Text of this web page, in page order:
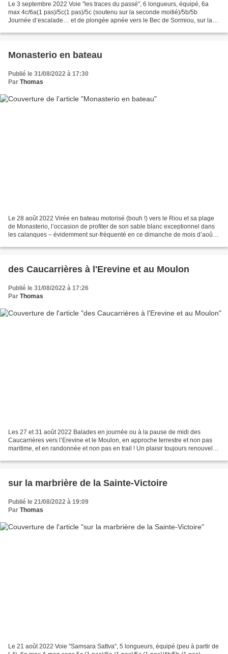
Le 3 septembre 2022 Voie "les traces du passé", 6 longueurs, équipé, 6a
max 4c/6a(1 pas)/5c(1 pas)/5c (soutenu sur la seconde moitié)/5b/5b
Journée d’escalade… et de plongée apnée vers le Bec de Sormiou, sur la
Monasterio en bateau
Publié le 31/08/2022 à 17:30
Par Thomas
Le 28 août 2022 Virée en bateau motorisé (bouh !) vers le Riou et sa plage
de Monasterio, l’occasion de profiter de son sable blanc exceptionnel dans
les calanques – évidemment sur-fréquenté en ce dimanche de mois d’août -
des Caucarrières à l'Erevine et au Moulon
Publié le 31/08/2022 à 17:26
Par Thomas
Les 27 et 31 août 2022 Balades en journée ou à la pause de midi des
Caucarrières vers l’Erevine et le Moulon, en approche terrestre et non pas
maritime, et en randonnée et non pas en trail ! Un plaisir toujours renouvelé
sur la marbrière de la Sainte-Victoire
Publié le 21/08/2022 à 19:09
Par Thomas
Le 21 août 2022 Voie "Samsara Sattva", 5 longueurs, équipé (peu à partir de